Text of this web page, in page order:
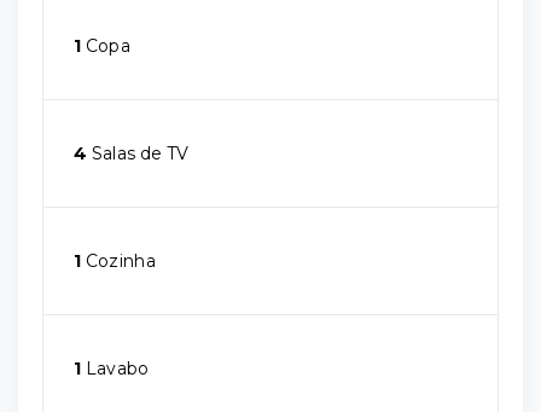
1 Copa
4 Salas de TV
1 Cozinha
1 Lavabo